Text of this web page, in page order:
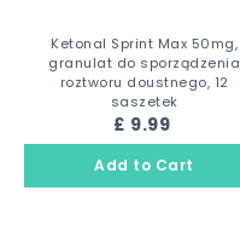
Ketonal Sprint Max 50mg,
granulat do sporządzenia
roztworu doustnego, 12
saszetek
£ 9.99